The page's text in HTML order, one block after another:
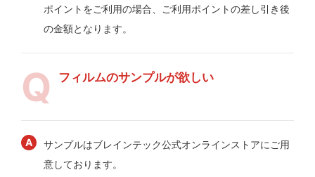
ポイントをご利用の場合、ご利用ポイントの差し引き後
の金額となります。
フィルムのサンプルが欲しい
サンプルはブレインテック公式オンラインストアにご用
意しております。